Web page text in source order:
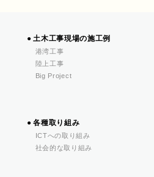
土木工事現場の施工例
港湾工事
陸上工事
Big Project
各種取り組み
ICTへの取り組み
社会的な取り組み